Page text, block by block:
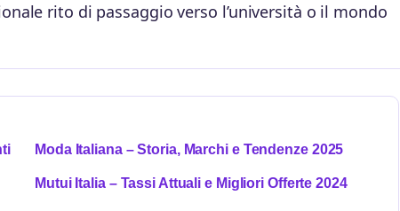
rito di passaggio verso l’università o il mondo
Moda Italiana – Storia, Marchi e Tendenze 2025
Mutui Italia – Tassi Attuali e Migliori Offerte 2024